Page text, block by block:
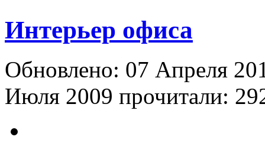
Интерьер офиса
Обновлено: 07 Апреля
Июля 2009 прочитали: